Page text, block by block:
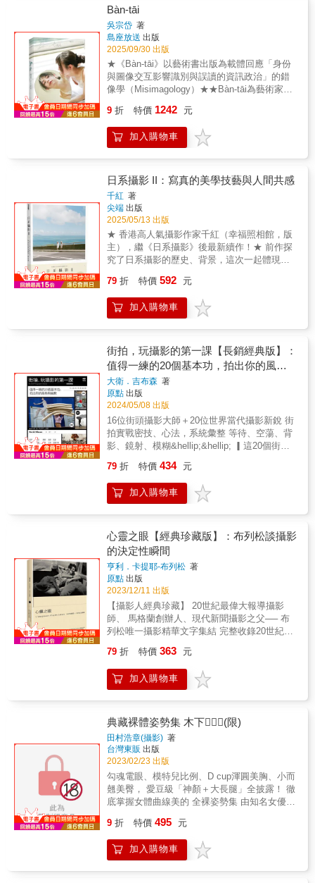
上的不朽成就。張世倫宛如意識流般的書寫，
更純粹地觸及了這位重要的攝影家─及所屬時代
─的某種內在精神。黃瑋傑彷彿積灰卡帶再度轉
動，沙沙作響的時光交疊沖印，顯影出尤金追
尋絕美終至荒蕪的命運圖像，真實到近乎魔
幻、顯微到令人揪心。汪正翔這本書裡我們聽
見很多貓叫聲，還有一個不斷陷入困境但是試
圖走出的男人。謝明諺史密斯透過攝影關懷這
個世界，作者則透過本書，如同影子般地帶我
作品之外的生活和別人眼中的他，如同攝影中
的光和影一般，交織出既魔幻又真實的人生。
（原書名：《浮與沉：攝影家尤金˙史密斯的傳
勞感，只是完完全全的空虛感罷了。 粒子 所謂
的粒子，如果把它逐漸擴大，不是會變成不可
思議的圖樣嗎？我很喜歡那樣的感覺，徹底的
平面的。那樣從一種微觀開始到宏觀、各式各
樣的圖樣接續湧現、然後加以組合，是我所憧
憬的。也就是說，我希望我的快照作品能夠以
那樣的編碼存在。 本質 （複寫、反覆、量產）
產，但是這些我都思考過。結果，攝影的魅力
就在這裡，真的。 記憶 記憶對於攝影是重要的
編碼，和記錄性一樣重要。在我不斷繼續攝影
像中表現出來，但對於觀看者，他們看到的不
只是攝影家的記憶，而是和觀看者自身的記憶
相融合地被觀看。意即，即使一張照片，也內
在著無數的記憶量。 暗房 在暗房中，相紙曝光
後放入顯影液中，影像就會一點一點地滲出到
表面，那時候，各種記憶突然從液體中浮現，
也就是說自己拍攝到的影像、自己沒有發覺到
的記憶、以及潛伏在外界的記憶的碎片，都在
暗房中一齊湧現、互相感應，甚至逐漸清晰的
呢，自己的細胞也會在那時候騷動起來。 細胞
拍照的時候又是另一種不同感覺，面對著外
界，全身的細胞騷動了起來，像是全都變成搶
憶，還有那無盡的街道裡，也充滿著。 攝影 我
自己也不清楚。我啊，看起來像是因為非常非
常喜歡攝影，所以才拍著攝影的人，其實，我
根本不是真的喜歡攝影，難以置信吧。我倒是
想反問那些很喜歡攝影的人，攝影真的那麼有
趣嗎？ 我認為攝影也是一種認識，因為我們最
終會發現，攝影不是表現、不是意義、不是美
學、不是任何屬於這些範疇的東西。 相機 沒有
著，如果對方說看到什麼，我大概都沒有看到
呢，有時也會因此被取笑「原來這樣也可以變
成攝影家啊」，但是只要我有一台相機，我整
個人就變成雷達，任何東西都逃不過我的眼
十分鐘，但是卻是持續不斷。 拍照 基本上一直
拿著相機，看到任何我感到興趣的東西，總之
就先拍下，主題啊觀念啊都怎樣都可以，就只
是這樣罷了。因為，只要向外跨出一步，街上
就充滿了藝術，人、物、車、全部的全部。 中
毒 當我斷言攝影是複寫時，我拍下的是活生生
的自己，結果拍出各種平凡但挑戰的影像。那
樣日子中的我，果然是患著無可救藥的攝影中
毒症吧。因為攝影，越來越有魅力了。 粗糙、
搖晃、失焦 克萊茵的攝影對比強烈、粒子粗
糙、畫面搖晃模糊，強烈到似乎必須用身體的
細胞去承受、去理解。其實，我自己身體根本
的體質，就是喜歡對比強烈而猛烈的東西，是
子的相片，就技術層面來說變成了我的基礎，
加上成為自由創作者後沒有工作、沒有錢也沒
辦法買底片，就從因為拍攝電影劇照結識的朋
友那邊拿到用剩的、感度非常低的電影底片來
用。所以就影像而言，與其是我企圖創造出粗
糙、搖晃、失焦，其實是好幾個要素重疊在一
起而產生的。 &
音/娃娃、吳柏陞錄音、後製、混音/智趣王數位
科技 i 聽聽 ●產品特色 1. 網羅高雄山線 6 篇、
海線 11 篇、縱貫線 13 篇，總共 30 家照相館
沖印店，外加「快門線」3 篇談攝影專業，全
面關照日治時期迄今，高雄消費性攝影產業
——照相館沖印店的重要發展脈絡，以及照相
館與沖印店映現的時代浮世繪。2. 攝影，在臺
大多著重在攝影的功能性、歷史意義，以及攝
影大師們的創作。本書由新一代的攝影師們與
文字工作者，聯袂採集時光守門人的記憶，適
介四也文化出版以經營在地作家、畫家、自製
書籍出版為主，致力挖掘這座美麗小島的神祕
故事，從西班牙統治下的淡水奇航，國共對峙
砲火下的金門故事，到民間傳統節慶裡的庶民
狂歡、歷史與記憶。希望藉由四也文化出版平
臺，讓臺灣的美麗與風土民情，觸動全世界。
於是，四也有了臺灣最具影響力的歷史、奇幻
冒險故事──【福爾摩沙冒險小說系列】，有了
土地教會我們的事──【慶典童話系列】，有了
──【童話搜神記系列】，以及能幫助每個在人
生迷途時，得以重新面對自己，遇見愛的原創
少年小說【迷鹿系列】。目前四也文化倡議兒
落實於「兒童多樣性」的各種出版提案中，出
版臺灣手語繪本《小熊在哪裡？》、《小熊逛
市場》，讓聽損家庭也能親子共讀和共學手
語。編製《小綠人，我好愛你喔！》病童歷險
遊戲立體書及陪伴玩偶，陪伴病童模擬如何與
醫療和疾病共處。跟著布農族作家的臺灣森林
繪本《我的獵人爺爺——達駭黑熊》，勇敢踏
進森林，認識生態智慧、部落傳說及黑熊文化
的祕密》，窺見一場27,000人的遠航計畫與創
客的小種子智慧。 四也文化持續跨域合
作，邀請大手牽小手、大小腳走讀臺灣文學地
景，認識地方文史和歷史資產，用眼睛探索圖
的靈魂。
得實用的拍攝資訊，這是一本讓人盡情欣賞日
本四季之美的風景攝影指南。 每張照片都提供
詳細資訊和技巧，你也可以拍出跟攝影師一樣
的美景！Point1標示拍攝時刻：有助於掌握風
景的極盛時期與光線狀態。Point2 標示相機設
定：包括光圈、快門、焦距、有無使用底片、
偏光鏡、減光鏡等技巧。Point3 標示拍攝地
點：掃描QR code，就會在Google Maps上顯
示出實際拍攝的位置。
Bàn-tāi
吳宗岱 著
島座放送 出版
2025/09/30 出版
★《Bàn-tāi》以藝術書出版為載體回應「身份
與圖像交互影響識別與誤讀的資訊政治」的錯
像學（Misimagology）★★Bàn-tāi為藝術家之
中，帳號或帳號某一行為被禁止；tāi（岱）則
取自藝術家姓名最後一字之臺語羅馬拼音，作
品名稱為藝術家被封鎖之意★《Bàn-tāi》是一
作。作品圍繞「影像如何被觀看與判讀」的問
題意識，探索AI、人類與不同文化背景等系
統， 在面對影像時所產生的理解與誤讀。透過
模仿、既視感(déjà vu)、削弱圖像資訊等手
法，吳宗岱讓影像游移於「像」與「不像」之
間， 挑戰觀看系統對圖像的辨識機制。這些影
像究竟被視為誰？是參考資料所投射的既定形
象，讓觀者將眼前的主體與過往模特兒混淆？
還是出版策略下的人設，使觀者從圖像中尋找
詮釋之間的穩定關係， 讓每張影像都成為系統
錯認的現場，也是觀看的提問。／／／Bàn-tāi
is a collection of work in research and image
experimentation which includes the pieces
completed by artist Gôo Tsong-tāi during their
phase in graduate studies (2022-2025).The
pieces involve awareness of the issue “how
are images viewed and explained ” through
exploring systems such as AI, humans, and
different cultural backgrounds and the
understanding and misinterpretation generated
when given images.Through techniques such
information, Gôo Tsong-tāi’s images teeter
between “likeness” and “unlikeness”,
challenging the image recognition
images projected from reference data that
cause the subject in front of the audience to
be confused with past models? Or are they
characters set under a publishing strategy that
forces the audience to search for a specific
identity within the image?Bàn-tāi attempts to
destabilize the stable relationship between
viewing and interpreting, allowing each image
to become the site of a system
misrecognition, and questions proposed during
9 折 特價 1242 元
加入購物車
日系攝影 II：寫真的美學技藝與人間共感
千紅 著
尖端 出版
2025/05/13 出版
★ 香港高人氣攝影作家千紅（幸福照相館，版
主），繼《日系攝影》後最新續作！ ★ 前作探
究了日系攝影的歷史、背景，這次一起體現更
照？」 這不是一本教你構圖與調色的技巧書，
也不是追求快速成功的捷徑指南。 它是一本寫
給「以攝影為終身熱愛」之人的書， 談審美、
巧，而是心的修行。 當我們舉起相機， 試著對
準這個世界， 其實也在尋找共鳴── 那份在喜怒
哀樂中交會的， 人間共感。 ｜本書特色｜ ※ 介
紹4位專業攝影師的經歷及作品，透過不同攝影
技法及特色，培養攝影美學的眼光。 ※ 詳細講
解影響質感的5大要素：相機感光元件＆底片、
鏡頭、光、色彩調和論、沖掃與後製。
79 折 特價 592 元
加入購物車
街拍，玩攝影的第一課【長銷經典版】：
值得一練的20個基本功，拍出你的風格
與幽默
大衛．吉布森 著
原點 出版
2024/05/08 出版
16位街頭攝影大師＋20位世界當代攝影新銳 街
拍實戰密技、心法，系統彙整 等待、空蕩、背
影、鏡射、模糊&hellip;&hellip; ▎這20個街拍
│安靜│抽象│靜止│主體 5大主題，20個拍攝行
動， 揭開決定性瞬間的祕密，破解好照片的法
則 讓你的作品在社群網站中脫穎而出！ ●這些
不到的街拍困惑，終於找到解答 ●倫敦TATE
MODERN工作坊教師，職人級解析大師作品經
典攝影集 ●20位全球當代頂尖新銳示範，掌握
當下的街拍風格與新脈動 ▎掌握基本心法，讓
你的作品在社群網站中脫穎而出！ 攝影一定要
拍人嗎？如何營造空蕩的美感？鏡射、倒影，
如何靈活應用，比拍到真人更耐人尋味？如何
等，才能等到好照片？如何跟對人，竟能跟出
決定性瞬間？跟蹤五分鐘以上，不僅不實際，
拍不到好照片，還會嚇到人？大師都是抓什麼
也有一種姿態嗎？是否值得拍攝？布列松的作
品主題，其實是幾何構圖？這些看似非技巧的
攝影點，其實才是拍出好照片的主因？！「熱
體」，作者歸納出五大主題，背後暗藏著捕捉
影像的根本法則，更是攝影新手一定要練的拍
攝計畫。 ▎16位街頭攝影大師＋20位世界當代
攝影新銳，跟著作者進入大師的街拍魂 1、布
列松的作品並非總是仰賴人，真正的主題是幾
何。 2、近身接觸過東京黑道的攝影師Bruce
Gilden，總是用近距離突襲被攝者。 3、崛起於
為熱衷色彩而移居南美洲。 4、日本攝影家野
口伸真正的街頭動力來自《當代街頭攝影》選
集，以及從這本書衍生而來的線上活動，之後
更加入了最多網路粉絲的Steet Photographers
79 折 特價 434 元
加入購物車
心靈之眼【經典珍藏版】：布列松談攝影
的決定性瞬間
亨利．卡提耶-布列松 著
原點 出版
2023/12/11 出版
【攝影人經典珍藏】 20世紀最偉大報導攝影
師、 馬格蘭創辦人、現代新聞攝影之父── 布
列松唯一攝影精華文字集結 完整收錄20世紀報
的觀念與法則 攝影，意味著頭腦、眼睛與心靈
都落在同一瞄準線上。 全會華│林盟山│張照堂
│郭力昕│簡永彬──推薦 ●動盪時代的第一手採
特別收錄：經典攝影作品、致友人書信與評
論、親筆信函及晚年素描繪畫 ●忠於原著精
神，繁體中文版應布列松基金會（Fondation
Henri Cartier-Bresson）要求，翻譯自法國Fata
Morgana出版社出版《L&#39;imaginaire
d&#39;apr&egrave;s nature》（1996）一書，
呈現最原味的布列松文字書寫。 「有時候不盡
滿意，我們便會動也不動，等待什麼事情發
生；有時整個畫面都鬆散了，拍不到好照片幾
過觀景窗跟隨他的路徑，我們等待、再等待
&hellip;&hellip;然後按下快門，至此才帶著背包
裡好像裝了一些東西的感覺離開。」
79 折 特價 363 元
加入購物車
典藏裸體姿勢集 木下(限)
田村浩章(攝影) 著
台灣東販 出版
2023/02/23 出版
勾魂電眼、模特兒比例、D cup渾圓美胸、小而
翹美臀， 愛豆級「神顏＋大長腿」全披露！ 徹
底掌握女體曲線美的 全裸姿勢集 由知名女優
繹充滿女性美的構圖。站姿、坐姿、官能姿勢
等&hellip;&hellip;由6個章節所構成，是繪圖時
不可或缺的工具書！ ◎由知名女優「木下ひま
9 折 特價 495 元
加入購物車